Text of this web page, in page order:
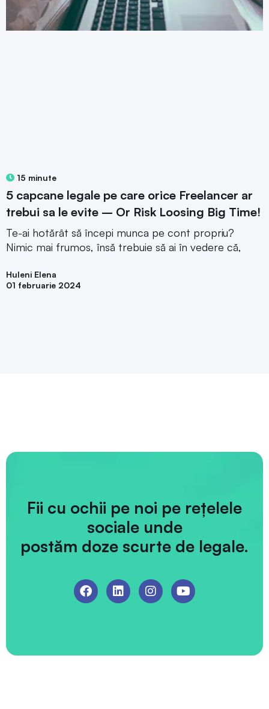
15 minute
5 capcane legale pe care orice Freelancer ar
trebui sa le evite – Or Risk Loosing Big Time!
Te-ai hotărât să începi munca pe cont propriu?
Nimic mai frumos, însă trebuie să ai în vedere că,
Huleni Elena
01 februarie 2024
Fii cu ochii pe noi pe rețelele
sociale unde
postăm doze scurte de legale.